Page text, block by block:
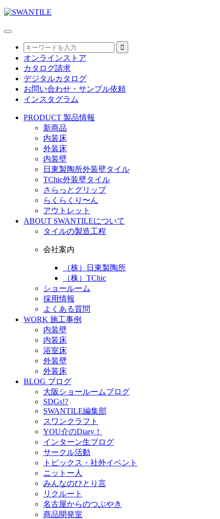
オンラインストア
カタログ請求
デジタルカタログ
お問い合わせ・サンプル依頼
インスタグラム
PRODUCT 製品情報
新商品
内装床
外装床
内装壁
日東製陶所外装壁タイル
TChic外装壁タイル
さらっとグリップ
らくらくり〜ん
アウトレット
ABOUT SWANTILEについて
タイルの製造工程
会社案内
（株）日東製陶所
（株）TChic
ショールーム
採用情報
よくある質問
WORK 施工事例
内装壁
内装床
浴室床
外装壁
外装床
BLOG ブログ
大阪ショールームブログ
SDGs!?
SWANTILE編集部
スワンクラフト
YOU介のDiary！
インターン生ブログ
サークル活動
トピックス・社外イベント
ニットー人
みんなのひとり言
リクルート
名古屋からのつぶやき
商品開発室